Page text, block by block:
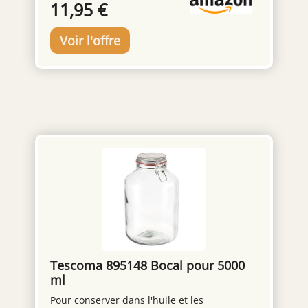
sous un contrôle de qualité strict pour
assurer la fraîcheur, l'arôme et la cohérence
de chaque lot.
parfaitement à la viande, aux sauces et aux
plats mijotés. Un goût authentique et
naturel à découvrir. Baies entières de
qualité supérieure, au goût boisé et
légèrement poivré – idéales pour des
aromatique. Parfaites dans les marinades,
plats mijotés, choucroutes ou recettes
traditionnelles. Idéales aussi pour
aromatiser vinaigres, alcools ou créer vos
propres mélanges d’épices.
11,95 €
Tescoma 895148 Bocal pour 5000
ml
Pour conserver dans l'huile et les